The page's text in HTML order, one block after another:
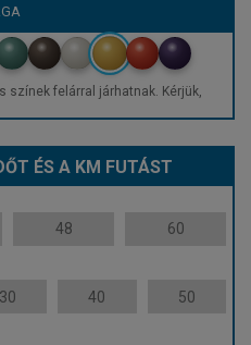
színek felárral járhatnak. Kérjük,
ÉS A KM FUTÁST
48 60
30 40 50